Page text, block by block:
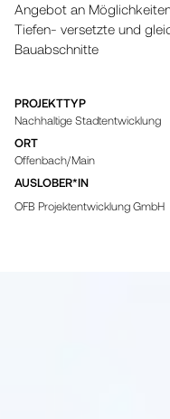
Angebot an
Tiefen- versetzte und
Bauabschnitte
PROJEKTTYP
Nachhaltige Stadtentwicklung
ORT
Offenbach/Main
AUSLOBER*IN
OFB Projektentwicklung GmbH